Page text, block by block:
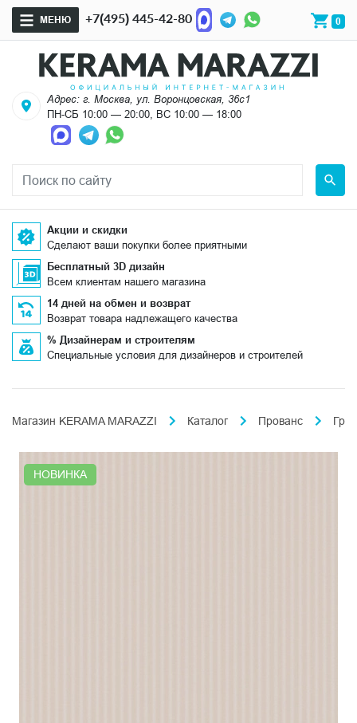
МЕНЮ +7(495) 445-42-80 0
Адрес: г. Москва, ул. Воронцовская, 36с1
ПН-СБ 10:00 — 20:00, ВС 10:00 — 18:00
Акции и скидки
Сделают ваши покупки более приятными
Бесплатный 3D дизайн
Всем клиентам нашего магазина
14 дней на обмен и возврат
Возврат товара надлежащего качества
% Дизайнерам и строителям
Специальные условия для дизайнеров и строителей
Магазин KERAMA MARAZZI Каталог Прованс
НОВИНКА